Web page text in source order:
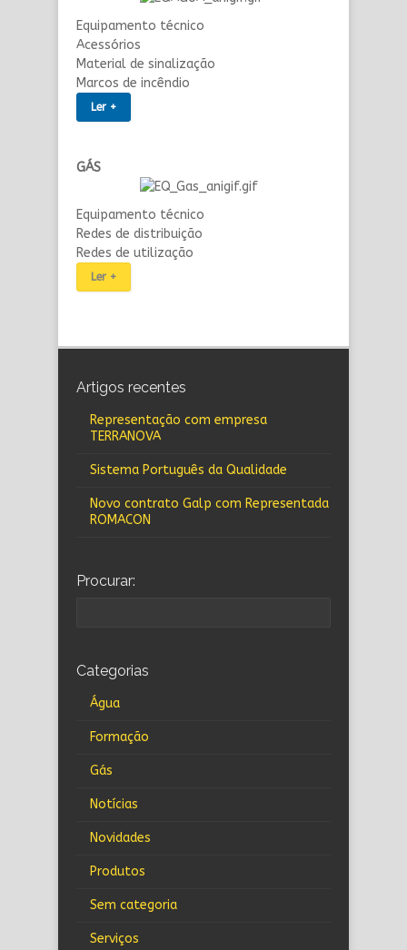
Equipamento técnico
Acessórios
Material de sinalização
Marcos de incêndio
Ler +
GÁS
Equipamento técnico
Redes de distribuição
Redes de utilização
Ler +
Artigos recentes
Representação com empresa
TERRANOVA
Sistema Português da Qualidade
Novo contrato Galp com Representada
ROMACON
Procurar:
Categorias
Água
Formação
Gás
Notícias
Novidades
Produtos
Sem categoria
Serviços